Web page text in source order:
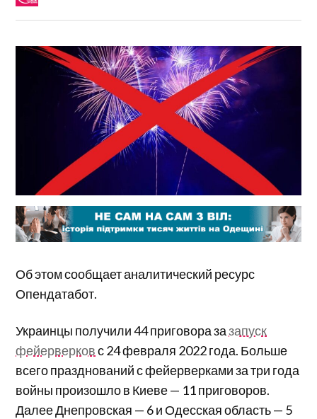
Об этом сообщает аналитический ресурс
Опендатабот.
Украинцы получили 44 приговора зазапуск
фейерверковс 24 февраля 2022 года. Больше
всего празднований с фейерверками за три года
войны произошло в Киеве — 11 приговоров.
Далее Днепровская — 6 и Одесская область — 5